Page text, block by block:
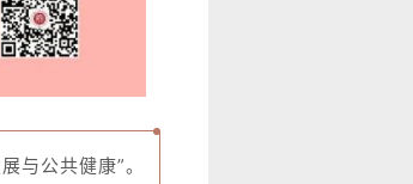
与公共健康”。